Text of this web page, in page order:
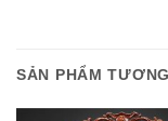
SẢN PHẨM